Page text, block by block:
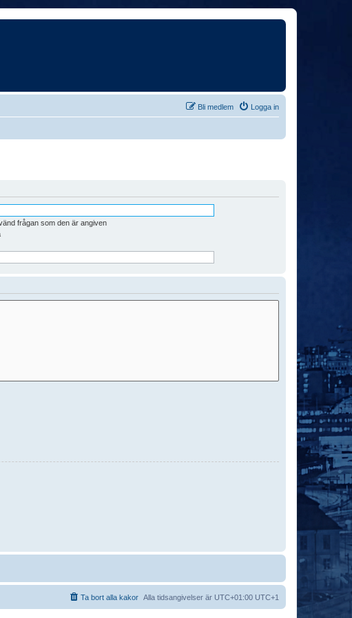
Logga in
Bli medlem
frågan som den är angiven
Alla tidsangivelser är UTC+01:00 UTC+1
Ta bort alla kakor